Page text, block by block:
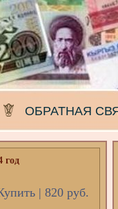
ОБРАТНАЯ
год
| 820 руб.